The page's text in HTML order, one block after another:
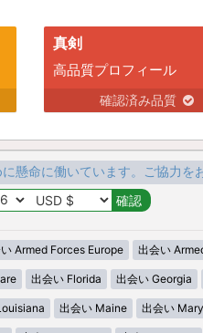
真剣
高品質プロフィール
確認済み品質
懸命に働いています。ご協力を
Armed Forces Europe 出会い
出会い Florida 出会い Georgia
出会い Maine 出会い